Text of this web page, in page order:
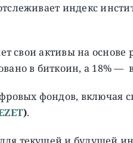
индекс
свои активы на
в биткоин, а 18% —
фондов, включая
).
текущей и будущей